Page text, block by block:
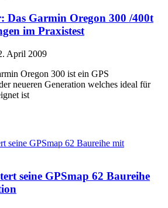
Das Garmin Oregon 300 /400t
im Praxistest
April 2009
Oregon 300 ist ein GPS
neueren Generation welches ideal für
ist
seine GPSmap 62 Baureihe